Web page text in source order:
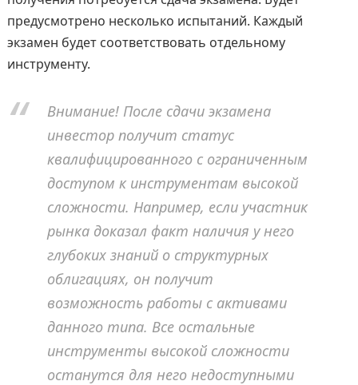
предусмотрено несколько испытаний. Каждый
экзамен будет соответствовать отдельному
инструменту.
Внимание! После сдачи экзамена
инвестор получит статус
квалифицированного с ограниченным
доступом к инструментам высокой
сложности. Например, если участник
рынка доказал факт наличия у него
глубоких знаний о структурных
облигациях, он получит
возможность работы с активами
данного типа. Все остальные
инструменты высокой сложности
останутся для него недоступными